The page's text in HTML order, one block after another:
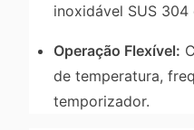
inoxidável SUS
Operação Flexível:
de temperatura,
temporizador.